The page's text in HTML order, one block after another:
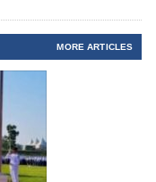
MORE ARTICLES